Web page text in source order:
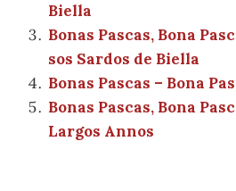
o
k
p
di
Biella
Bonas Pascas, Bona
sos Sardos de Biella
Bonas Pascas – Bona
Bonas Pascas, Bona
Largos Annos